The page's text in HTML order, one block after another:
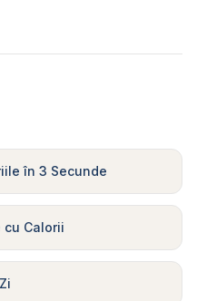
în 3 Secunde
cu Calorii